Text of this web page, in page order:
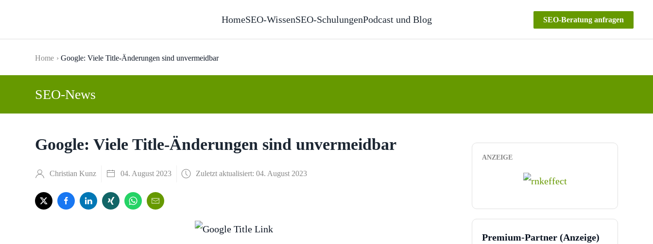
HomeSEO-WissenSEO-SchulungenPodcast und Blog SEO-Beratung anfragen
Home Google: Viele Title-Änderungen sind unvermeidbar
SEO-News
Google: Viele Title-Änderungen sind unvermeidbar
Christian Kunz 04. August 2023 Zuletzt aktualisiert: 04. August 2023
ANZEIGE
Premium-Partner (Anzeige)